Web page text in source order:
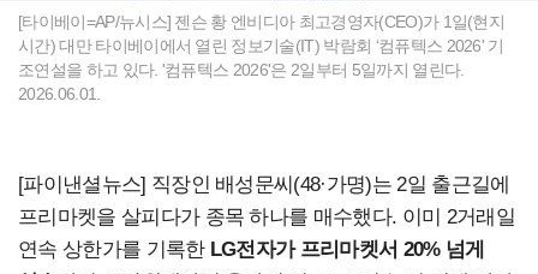
[타이베이=AP/뉴시스] 젠슨 황 엔비디아 최고경영자(CEO)가 1일(현지
시간) 대만 타이베이에서 열린 정보기술(IT) 박람회 ‘컴퓨텍스 2026' 기
조연설을 하고 있다. '컴퓨텍스 2026'은 2일부터 5일까지 열린다.
2026.06.01.
[파이낸셜뉴스] 직장인 배성문씨(48·가명)는 2일 출근길에
프리마켓을 살피다가 종목 하나를 매수했다. 이미 2거래일
연속 상한가를 기록한 LG전자가 프리마켓서 20% 넘게